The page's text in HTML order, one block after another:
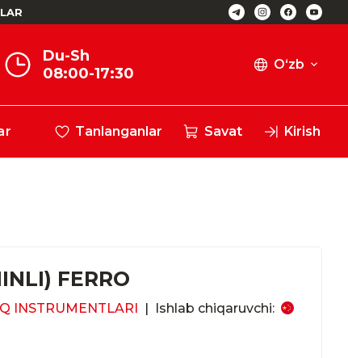
Du-Sh
08:00-17:30
O‘zb
Tanlanganlar Savat Kirish
FERRO
INSTRUMENTLARI | Ishlab chiqaruvchi: